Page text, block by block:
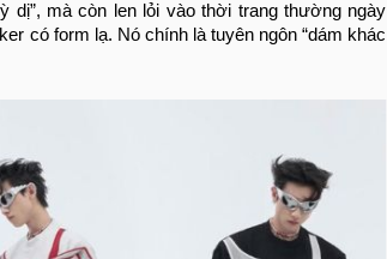
dị”, mà còn len lỏi vào thời trang thường ngày
có form lạ. Nó chính là tuyên ngôn “dám khác